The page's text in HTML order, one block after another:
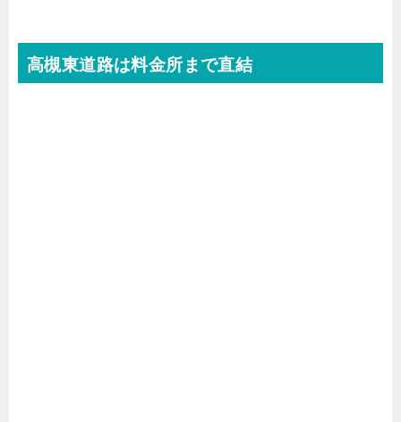
高槻東道路は料金所まで直結